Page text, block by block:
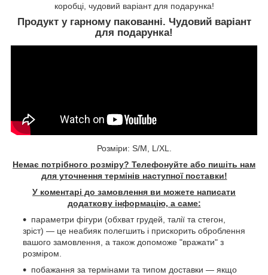
коробці, чудовий варіант для подарунка!
Продукт у гарному пакованні. Чудовий варіант
для подарунка!
Розміри: S/M, L/XL.
Немає потрібного розміру? Телефонуйте або пишіть нам
для уточнення термінів наступної поставки!
У коментарі до замовлення ви можете написати
додаткову інформацію, а саме:
параметри фігури (обхват грудей, талії та стегон,
зріст) — це неабияк полегшить і прискорить оброблення
вашого замовлення, а також допоможе "вражати" з
розміром.
побажання за термінами та типом доставки — якщо